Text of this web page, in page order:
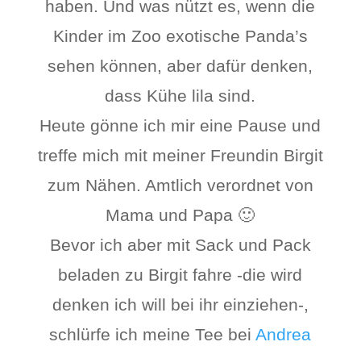
haben. Und was nützt es, wenn die
Kinder im Zoo exotische Panda’s
sehen können, aber dafür denken,
dass Kühe lila sind.
Heute gönne ich mir eine Pause und
treffe mich mit meiner Freundin Birgit
zum Nähen. Amtlich verordnet von
Mama und Papa 🙂
Bevor ich aber mit Sack und Pack
beladen zu Birgit fahre -die wird
denken ich will bei ihr einziehen-,
schlürfe ich meine Tee beiAndrea